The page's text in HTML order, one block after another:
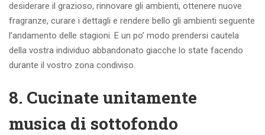
desiderare il grazioso, rinnovare gli ambienti, ottenere nuove
fragranze, curare i dettagli e rendere bello gli ambienti seguente
l’andamento delle stagioni. E un po’ modo prendersi cautela
della vostra individuo abbandonato giacche lo state facendo
durante il vostro zona condiviso.
8. Cucinate unitamente
musica di sottofondo